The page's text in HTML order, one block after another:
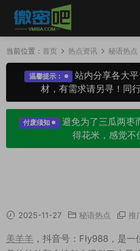
当前位置： 首页 热点资讯 秘语热点
温馨提示：
站内分享各大
材，有需求请另寻！同
付废须知
避免为了三瓜两枣
得花米，感觉不
2025-11-27 秘语热点 推
美羊羊 ，抖音号：FIy988，是